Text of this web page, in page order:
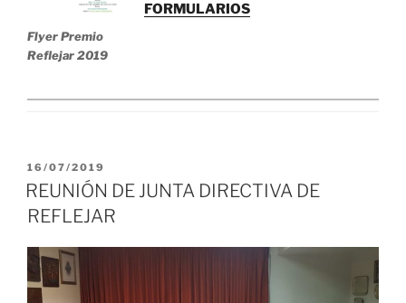
Flyer Premio
Reflejar 2019
FORMULARIOS
PUBLICADO
EL
16/07/2019
REUNIÓN DE JUNTA DIRECTIVA DE
REFLEJAR